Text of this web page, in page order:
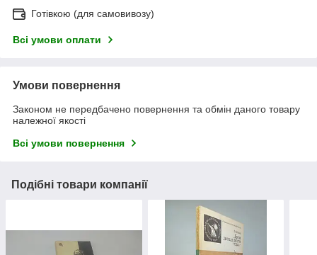
Готівкою (для самовивозу)
Всі умови оплати
Умови повернення
Законом не передбачено повернення та обмін даного товару
належної якості
Всі умови повернення
Подібні товари компанії